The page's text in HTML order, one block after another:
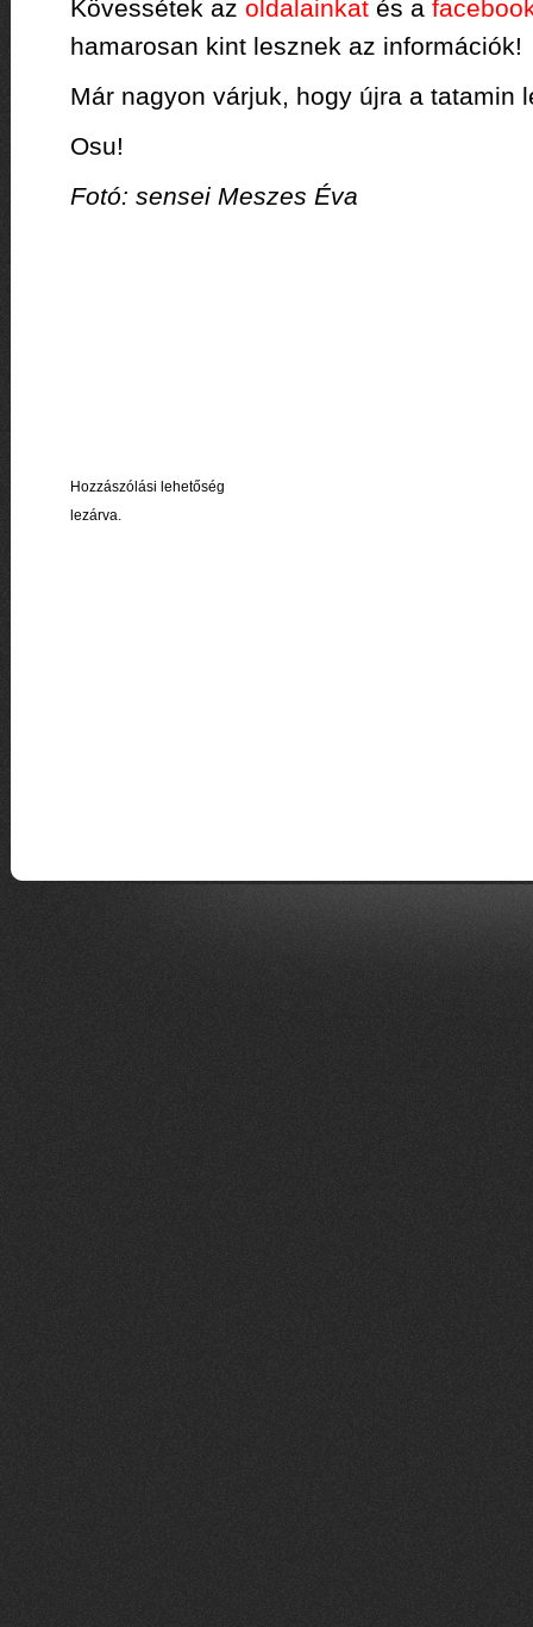
Kövessétek az oldalainkatés a
hamarosan kint lesznek az információk!
Már nagyon várjuk, hogy újra a tatamin
Osu!
Fotó: sensei Meszes Éva
Hozzászólási lehetőség
lezárva.